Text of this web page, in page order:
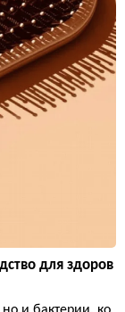
для здоров